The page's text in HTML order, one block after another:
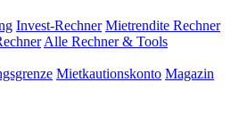
Invest-Rechner Mietrendite Rechner
Alle Rechner & Tools
Mietkautionskonto Magazin